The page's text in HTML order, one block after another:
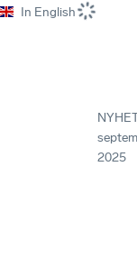
In English
2025